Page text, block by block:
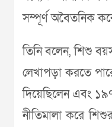
সম্পূর্ণ অবৈতনিক
তিনি বলেন, শিশু
লেখাপড়া করতে
দিয়েছিলেন এবং
নীতিমালা করে